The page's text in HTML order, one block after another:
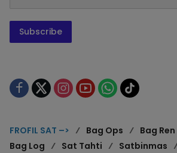
Subscribe
FROFIL SAT –> Bag Ops Bag Ren
Bag Log
Sat Tahti Satbinmas